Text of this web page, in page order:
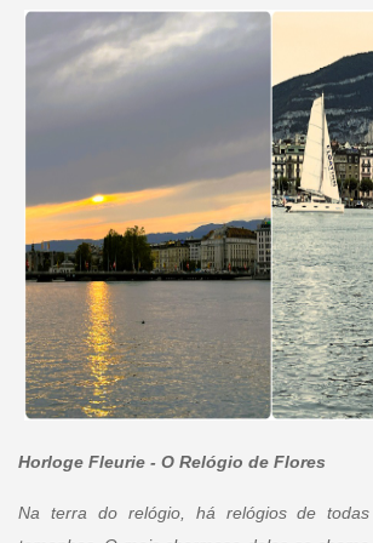
Horloge Fleurie - O Relógio de Flores
Na terra do relógio, há relógios de